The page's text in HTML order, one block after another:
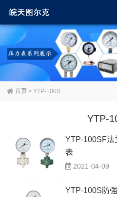
首页 > YTP-100S
YTP-
YTP-100SF法
表
2021-04-09
YTP-100S防